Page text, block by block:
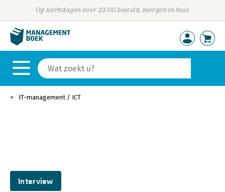
Op werkdagen voor 23:00 besteld, morgen in huis
IT-management / ICT
Interview